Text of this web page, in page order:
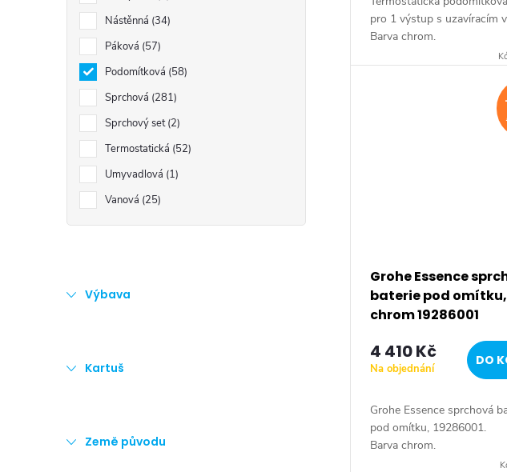
Nástěnná 34
Páková 57
Podomítková 58
Sprchová 281
Sprchový set 2
Termostatická 52
Umyvadlová 1
Vanová 25
Výbava
Kartuš
Země původu
pro 1 výstup s uzavíracím
Barva chrom.
Grohe Essence
baterie pod omítku,
chrom 19286001
4 410 Kč
Na objednání
DO
Grohe Essence sprchová
pod omítku, 19286001.
Barva chrom.